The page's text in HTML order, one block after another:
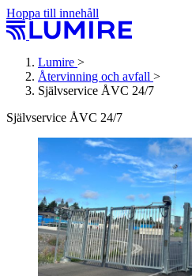
Hoppa till innehåll
Lumire >
Återvinning och avfall >
Självservice ÅVC 24/7
Självservice ÅVC 24/7